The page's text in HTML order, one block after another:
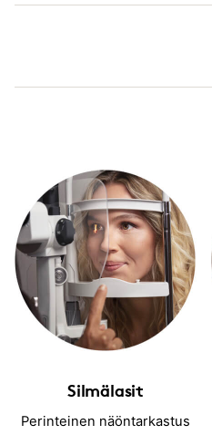
Silmälasit
Perinteinen näöntarkastus